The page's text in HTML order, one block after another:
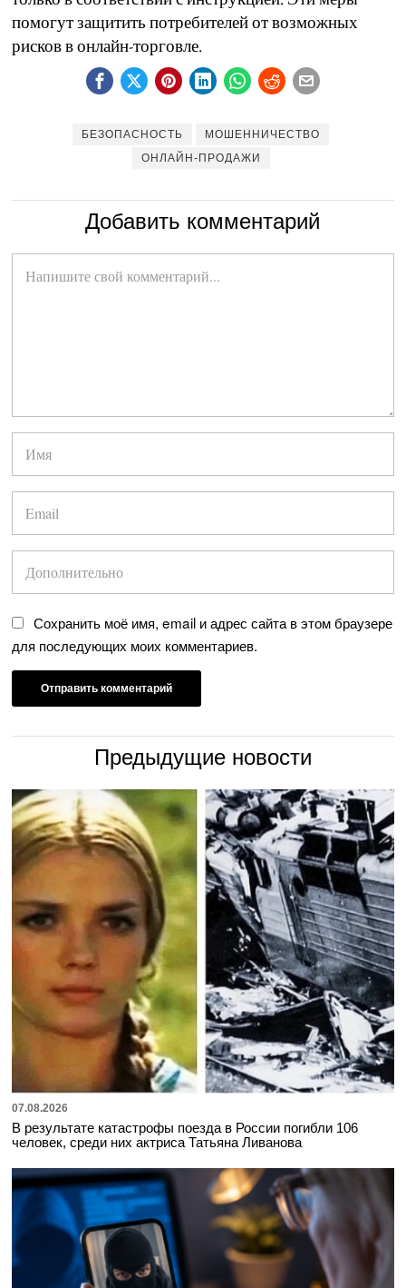
помогут защитить потребителей от возможных
рисков в онлайн-торговле.
БЕЗОПАСНОСТЬ
МОШЕННИЧЕСТВО
ОНЛАЙН-ПРОДАЖИ
Добавить комментарий
Сохранить моё имя, email и адрес сайта в этом браузере
для последующих моих комментариев.
Предыдущие новости
07.08.2026
В результате катастрофы поезда в России погибли 106
человек, среди них актриса Татьяна Ливанова